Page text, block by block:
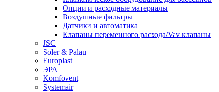
Опции и расходные материалы
Воздушные фильтры
Датчики и автоматика
Клапаны переменного расхода/Vav клапаны
JSC
Soler & Palau
Europlast
ЭРА
Komfovent
Systemair